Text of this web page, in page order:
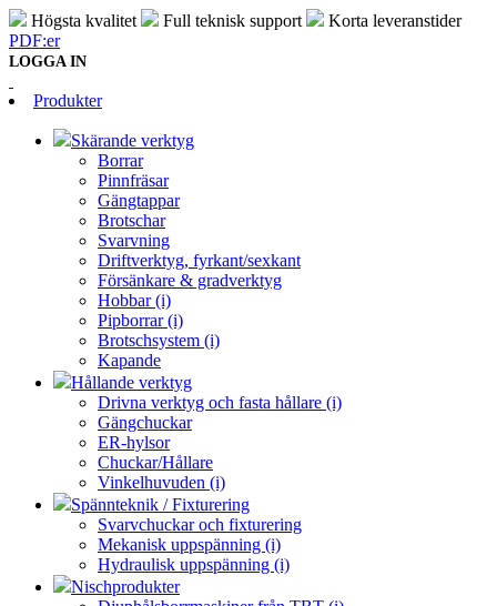
Högsta kvalitet Full teknisk support
Korta leveranstider
PDF:er
LOGGA IN
Produkter
Skärande verktyg
Borrar
Pinnfräsar
Gängtappar
Brotschar
Svarvning
Driftverktyg, fyrkant/sexkant
Försänkare & gradverktyg
Hobbar (i)
Pipborrar (i)
Brotschsystem (i)
Kapande
Hållande verktyg
Drivna verktyg och fasta hållare (i)
Gängchuckar
ER-hylsor
Chuckar/Hållare
Vinkelhuvuden (i)
Spännteknik / Fixturering
Svarvchuckar och fixturering
Mekanisk uppspänning (i)
Hydraulisk uppspänning (i)
Nischprodukter